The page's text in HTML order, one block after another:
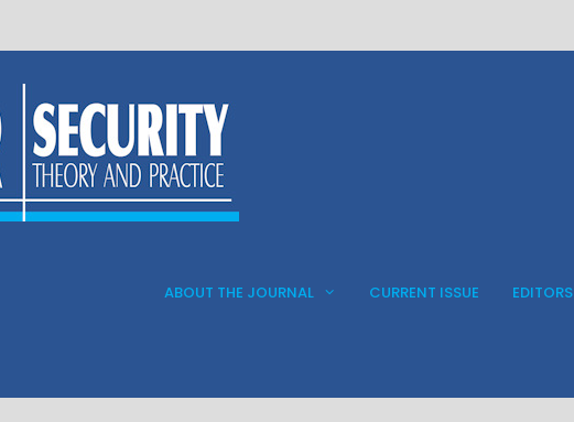
ABOUT THE JOURNAL CURRENT ISSUE EDITORS